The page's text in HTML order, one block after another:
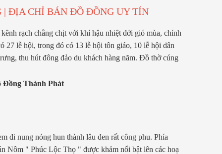
| ĐỊA CHỈ BÁN ĐỒ ĐỒNG UY TÍN
rạch chằng chịt với khí hậu nhiệt đới gió mùa, chính
27 lễ hội, trong đó có 13 lễ hội tôn giáo, 10 lễ hội dân
thu hút đông đảo du khách hàng năm. Đồ thờ cúng
Đồng Thành Phát
đi nung nóng hun thành lâu đen rất công phu. Phía
Nôm " Phúc Lộc Thọ " được khảm nổi bật lên các hoạ